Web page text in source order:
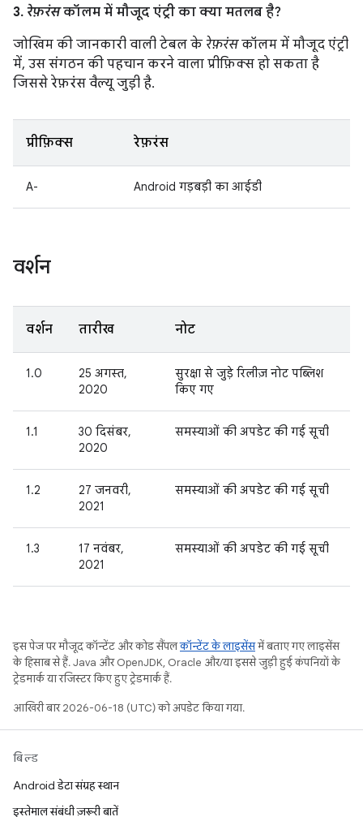
3. रेफ़रंसकॉलम में मौजूद एंट्री का क्या मतलब है?
जोखिम की जानकारी वाली टेबल के रेफ़रंसकॉलम में मौजूद एंट्री
में, उस संगठन की पहचान करने वाला प्रीफ़िक्स हो सकता है
जिससे रेफ़रंस वैल्यू जुड़ी है.
प्रीफ़िक्स रेफ़रंस
A- Android गड़बड़ी का आईडी
वर्शन
वर्शन तारीख नोट
1.0
25 अगस्त,
2020
सुरक्षा से जुड़े रिलीज़ नोट पब्लिश
किए गए
1.1
30 दिसंबर,
2020
समस्याओं की अपडेट की गई सूची
1.2
27 जनवरी,
2021
समस्याओं की अपडेट की गई सूची
1.3
17 नवंबर,
2021
समस्याओं की अपडेट की गई सूची
इस पेज पर मौजूद कॉन्टेंट और कोड सैंपलकॉन्टेंट के लाइसेंसमें बताए गए लाइसेंस
के हिसाब से हैं. Java और OpenJDK, Oracle और/या इससे जुड़ी हुई कंपनियों के
ट्रेडमार्क या रजिस्टर किए हुए ट्रेडमार्क हैं.
आखिरी बार 2026-06-18 (UTC) को अपडेट किया गया.
बिल्ड
Android डेटा संग्रह स्थान
इस्तेमाल संबंधी ज़रूरी बातें